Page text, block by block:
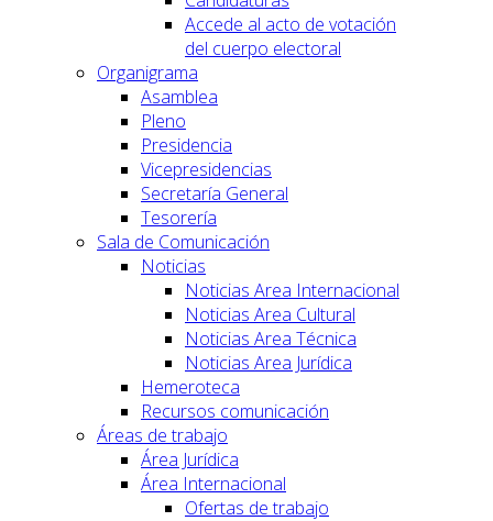
Accede al acto de votación
del cuerpo electoral
Organigrama
Asamblea
Pleno
Presidencia
Vicepresidencias
Secretaría General
Tesorería
Sala de Comunicación
Noticias
Noticias Area Internacional
Noticias Area Cultural
Noticias Area Técnica
Noticias Area Jurídica
Hemeroteca
Recursos comunicación
Áreas de trabajo
Área Jurídica
Área Internacional
Ofertas de trabajo